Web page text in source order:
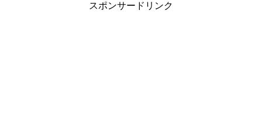
スポンサードリンク